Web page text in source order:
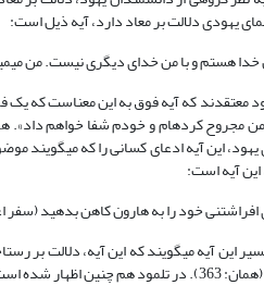
یهودی دلالت بر معاد دارد، آیه ذیل است:
هستم و با من خدای دیگری نیست. من
معتقدند که آیه فوق به این معناست که یک
مجروح کرده‏ام و خودم شفا خواهم داد».
آیه است:
خود را به هارون کاهن بدهید (سفر اعداد،
این آیه می‏گویند که این آیه، دلالت بر
اظهار شده است: